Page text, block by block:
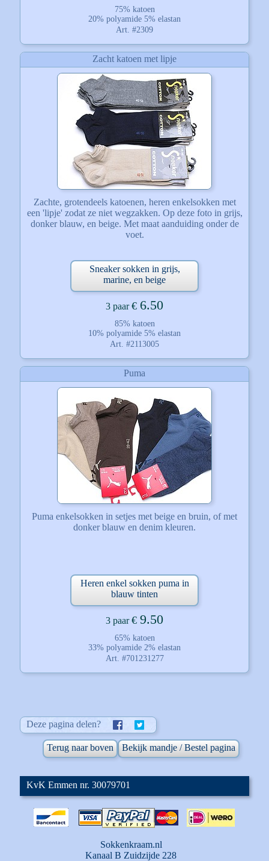
Art. #2309
75% katoen
20% polyamide 5% elastan
Zacht katoen met lipje
Zachte, grotendeels katoenen, heren enkelsokken met
een 'lipje' zodat ze niet wegzakken. Op deze foto in grijs,
donker blauw, en beige. Met maat aanduiding onder de
voet.
Art. #2113005
3 paar€ 6.50
85% katoen
10% polyamide 5% elastan
Sneaker sokken in grijs,
marine, en beige
Puma
Puma enkelsokken in setjes met beige en bruin, of met
donker blauw en denim kleuren.
Art. #701231277
3 paar€ 9.50
65% katoen
33% polyamide 2% elastan
Heren enkel sokken puma in
blauw tinten
Deze pagina delen?
Bekijk mandje / Bestel pagina
Terug naar boven
KvK Emmen nr. 30079701
Sokkenkraam.nl
Kanaal B Zuidzijde 228